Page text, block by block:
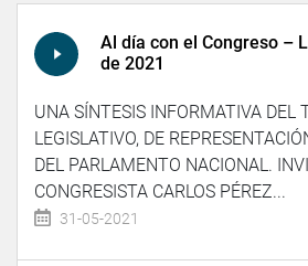
Al día con el Congreso –
de 2021
UNA SÍNTESIS INFORMATIVA DEL
LEGISLATIVO, DE
DEL PARLAMENTO NACIONAL.
CONGRESISTA CARLOS PÉREZ...
31-05-2021